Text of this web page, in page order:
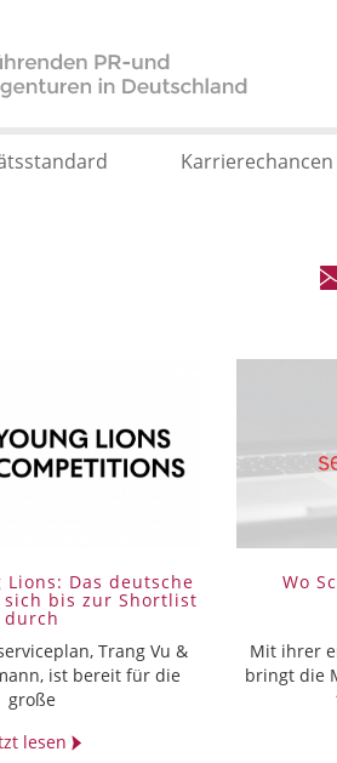
Karrierechancen
Lions: Das deutsche
sich bis zur Shortlist
durch
Trang Vu &
ist bereit für die
große
lesen
Wo
Mit ihrer
bringt die